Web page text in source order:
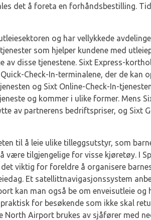
det å foreta en forhåndsbestilling.
og har vellykkede
som hjelper kundene med
disse tjenestene. Sixt Express-
Check-In-terminalene, der de kan
og Sixt Online-Check-In-
og kommer i ulike former. Mens
av partnerens bedriftspriser, og Sixt
til å leie ulike tilleggsutstyr, som
være tilgjengelige for visse kjøretøy. I
viktig for foreldre å organisere
Et satellittnavigasjonssystem
kan man også be om enveisutleie
for besøkende som ikke skal
North Airport brukes av sjåfører med